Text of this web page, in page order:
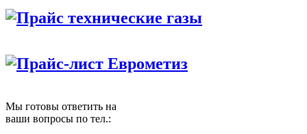
Прайс технические газы
Прайс-лист Еврометиз
Мы готовы ответить на
ваши вопросы по тел.: